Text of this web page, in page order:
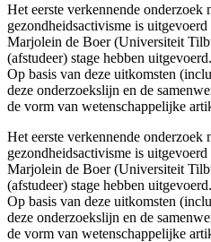
Het eerste verkennende onderzoek
gezondheidsactivisme is
Marjolein de Boer (Universiteit
(afstudeer) stage hebben
Op basis van deze uitkomsten
deze onderzoekslijn en de
de vorm van wetenschappelijke
Het eerste verkennende onderzoek
gezondheidsactivisme is
Marjolein de Boer (Universiteit
(afstudeer) stage hebben
Op basis van deze uitkomsten
deze onderzoekslijn en de
de vorm van wetenschappelijke